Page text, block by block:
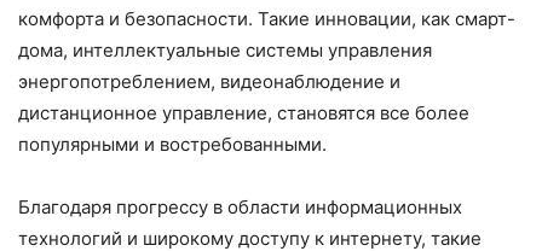
комфорта и безопасности. Такие инновации, как смарт-
дома, интеллектуальные системы управления
энергопотреблением, видеонаблюдение и
дистанционное управление, становятся все более
популярными и востребованными.
Благодаря прогрессу в области информационных
технологий и широкому доступу к интернету, такие